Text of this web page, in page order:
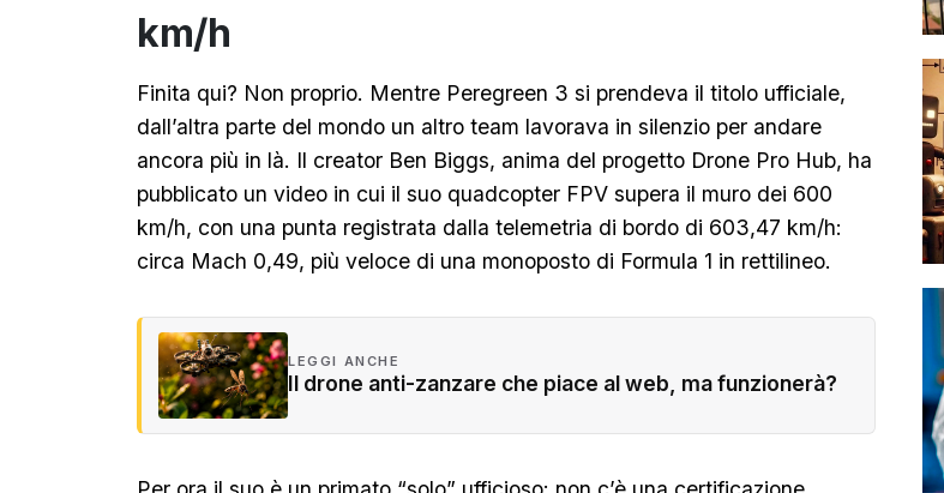
km/h
Finita qui? Non proprio. Mentre Peregreen 3 si prendeva il titolo ufficiale,
dall’altra parte del mondo un altro team lavorava in silenzio per andare
ancora più in là. Il creator Ben Biggs, anima del progetto Drone Pro Hub, ha
pubblicato un video in cui il suo quadcopter FPV supera il muro dei 600
km/h, con una punta registrata dalla telemetria di bordo di 603,47 km/h:
circa Mach 0,49, più veloce di una monoposto di Formula 1 in rettilineo.
LEGGI ANCHE
Il drone anti-zanzare che piace al web, ma funzionerà?